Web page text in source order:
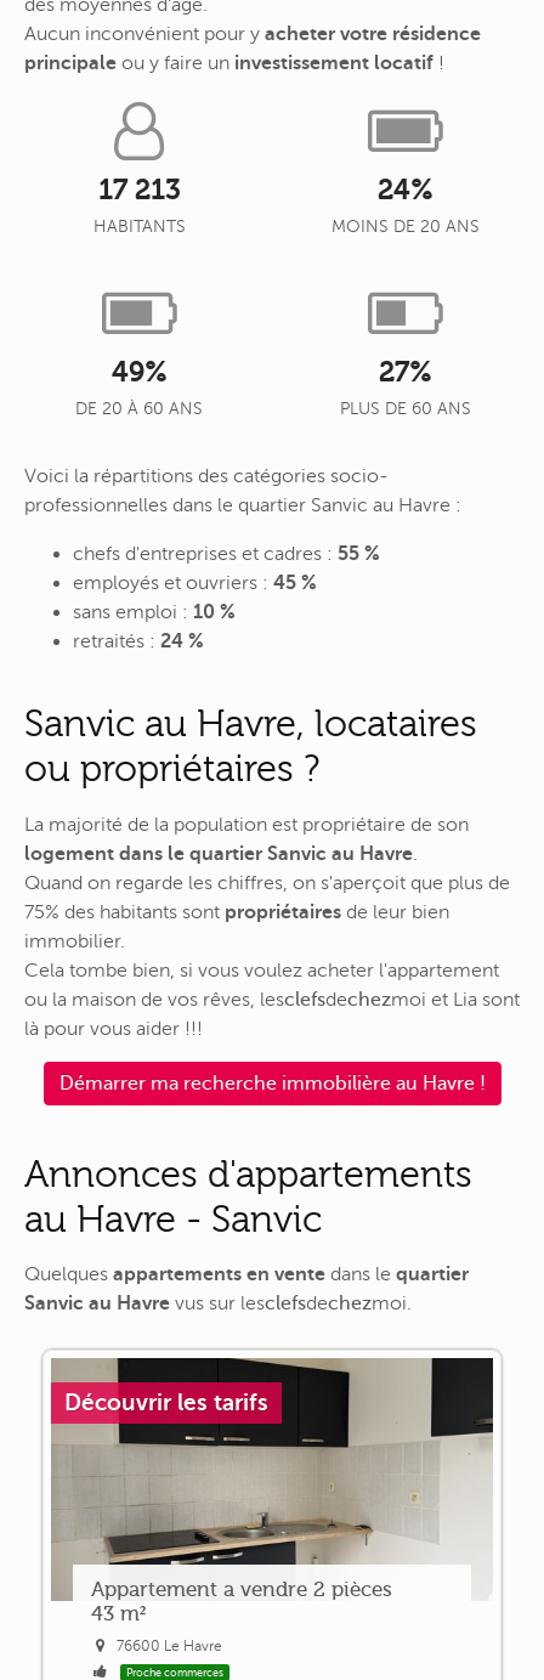
des moyennes d'âge.
Aucun inconvénient pour y acheter votre résidence
principale ou y faire un investissement locatif !
17 213
HABITANTS
24%
MOINS DE 20 ANS
49%
DE 20 À 60 ANS
27%
PLUS DE 60 ANS
Voici la répartitions des catégories socio-
professionnelles dans le quartier Sanvic au Havre :
chefs d'entreprises et cadres : 55 %
employés et ouvriers : 45 %
sans emploi : 10 %
retraités : 24 %
Sanvic au Havre, locataires
ou propriétaires ?
La majorité de la population est propriétaire de son
logement dans le quartier Sanvic au Havre
Quand on regarde les chiffres, on s'aperçoit que plus de
75% des habitants sont propriétaires de leur bien
immobilier.
Cela tombe bien, si vous voulez acheter l'appartement
ou la maison de vos rêves, lesclefsdechezmoi et Lia sont
là pour vous aider !!!
Démarrer ma recherche immobilière au Havre !
Annonces d'appartements
au Havre - Sanvic
Quelques appartements en vente dans le quartier
Sanvic au Havre vus sur lesclefsdechezmoi.
Découvrir les tarifs
Appartement a vendre 2 pièces
43 m²
76600 Le Havre
Proche commerces